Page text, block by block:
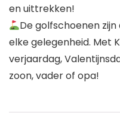
en uittrekken!
De golfschoenen
elke gelegenheid. Met
verjaardag,
zoon, vader of opa!